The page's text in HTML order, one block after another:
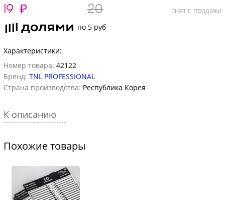
19 ₽ 20
снят с продажи
по 5 руб
Характеристики:
Номер товара: 42122
Бренд: TNL PROFESSIONAL
Страна производства: Республика Корея
К описанию
Похожие товары